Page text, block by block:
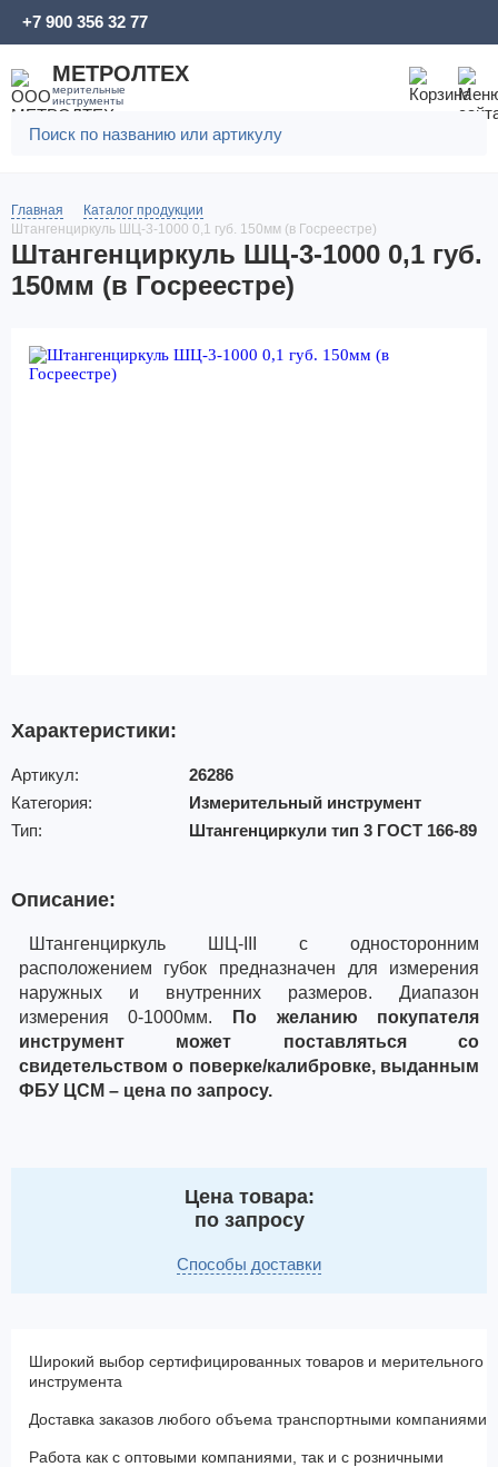
МЕТРОЛТЕХ
мерительные
инструменты
+7 900 356 32 77
Главная
Каталог продукции
Штангенциркуль ШЦ-3-1000 0,1 губ. 150мм (в Госреестре)
Штангенциркуль ШЦ-3-1000 0,1 губ.
150мм (в Госреестре)
Характеристики:
Артикул:
26286
Категория:
Измерительный инструмент
Тип:
Штангенциркули тип 3 ГОСТ 166-89
Описание:
Штангенциркуль ШЦ-III с односторонним
расположением губок предназначен для измерения
наружных и внутренних размеров. Диапазон
измерения 0-1000мм.
По желанию покупателя
инструмент может поставляться со
свидетельством о поверке/калибровке, выданным
ФБУ ЦСМ – цена по запросу.
Цена товара:
по запросу
Способы доставки
Широкий выбор сертифицированных товаров и мерительного
инструмента
Доставка заказов любого объема транспортными компаниями
Работа как с оптовыми компаниями, так и с розничными